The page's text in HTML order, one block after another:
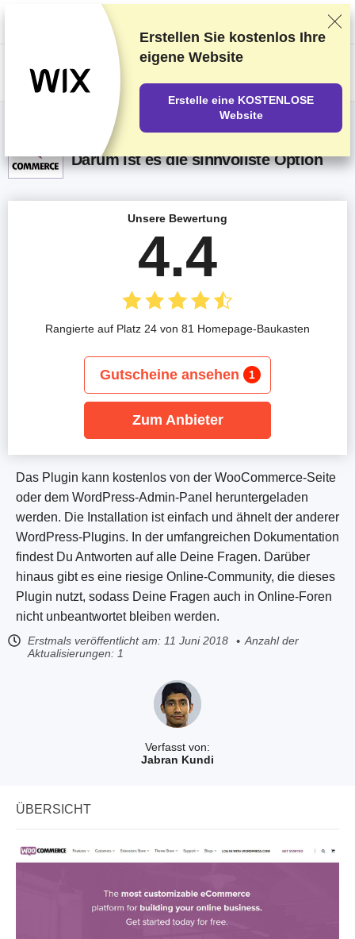
Wir bewerten die Anbieter auf Grundlage strenger Tests und Bewertungen,
berücksichtigen aber auch Dein Feedback und unsere geschäftlichen
Vereinbarungen mit den Anbietern.Diese Seite enthält Affiliate-Links.
WooCommerce Erhafungen 2026 –
Darum ist es die sinnvollste Option
Verfasst von:
Jabran Kundi
Das Plugin kann kostenlos von der WooCommerce-Seite
oder dem WordPress-Admin-Panel heruntergeladen
werden. Die Installation ist einfach und ähnelt der anderer
WordPress-Plugins. In der umfangreichen Dokumentation
findest Du Antworten auf alle Deine Fragen. Darüber
hinaus gibt es eine riesige Online-Community, die dieses
Plugin nutzt, sodass Deine Fragen auch in Online-Foren
nicht unbeantwortet bleiben werden.
Erstmals veröffentlicht am: 11 Juni 2018
Anzahl der
Aktualisierungen: 1
Unsere Bewertung
4.4
Rangierte auf Platz 24 von 81 Homepage-Baukasten
Gutscheine ansehen 1
Zum Anbieter
ÜBERSICHT
Erstellen Sie kostenlos Ihre
eigene Website
Erstelle eine KOSTENLOSE
Website